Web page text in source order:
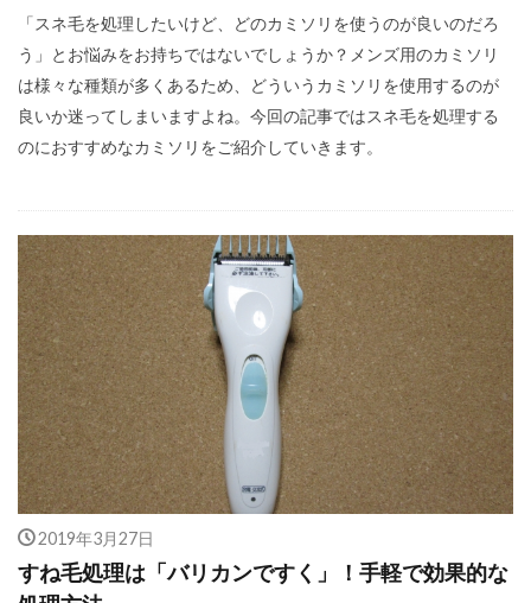
「スネ毛を処理したいけど、どのカミソリを使うのが良いのだろ
う」とお悩みをお持ちではないでしょうか？メンズ用のカミソリ
は様々な種類が多くあるため、どういうカミソリを使用するのが
良いか迷ってしまいますよね。今回の記事ではスネ毛を処理する
のにおすすめなカミソリをご紹介していきます。
2019年3月27日
すね毛処理は「バリカンですく」！手軽で効果的な